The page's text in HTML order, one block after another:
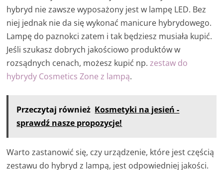
hybryd nie zawsze wyposażony jest w lampę LED. Bez
niej jednak nie da się wykonać manicure hybrydowego.
Lampę do paznokci zatem i tak będziesz musiała kupić.
Jeśli szukasz dobrych jakościowo produktów w
rozsądnych cenach, możesz kupić np.zestaw do
hybrydy Cosmetics Zone z lampą.
Przeczytaj również Kosmetyki na jesień -
sprawdź nasze propozycje!
Warto zastanowić się, czy urządzenie, które jest częścią
zestawu do hybryd z lampą, jest odpowiedniej jakości.